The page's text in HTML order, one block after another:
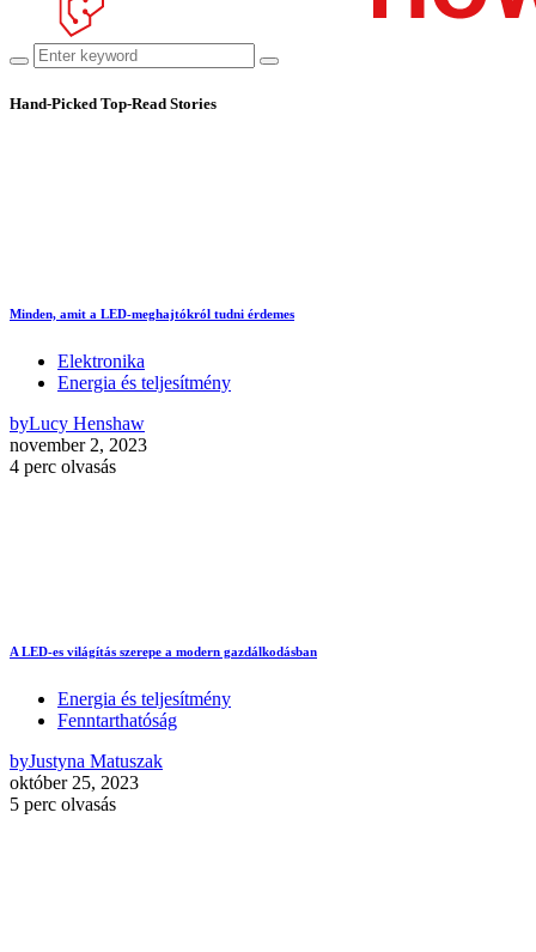
Hand-Picked Top-Read Stories
Minden, amit a LED-meghajtókról tudni érdemes
Elektronika
Energia és teljesítmény
byLucy Henshaw
november 2, 2023
4 perc olvasás
A LED-es világítás szerepe a modern gazdálkodásban
Energia és teljesítmény
Fenntarthatóság
byJustyna Matuszak
október 25, 2023
5 perc olvasás